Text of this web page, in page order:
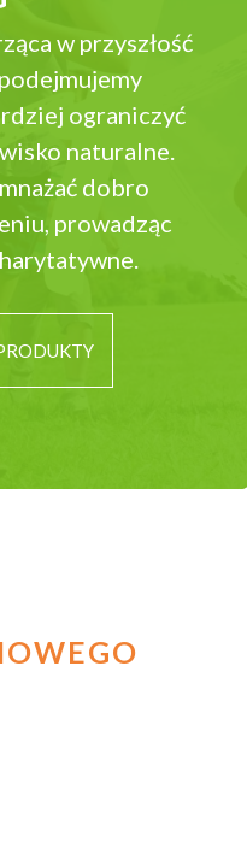
w przyszłość
ograniczyć
naturalne.
dobro
prowadząc